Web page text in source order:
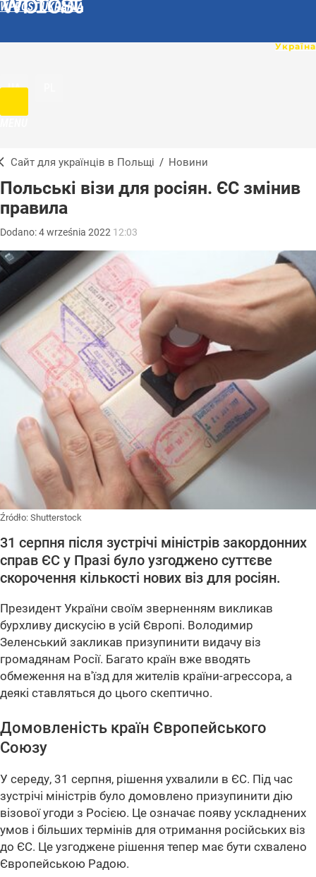
WPROST UKRAINA
UA
Сайт для українців в Польщі / Новини
Польські візи для росіян. ЄС змінив
правила
Dodano:4września 2022 12:03
Źródło: Shutterstock
31 серпня після зустрічі міністрів закордонних
справ ЄС у Празі було узгоджено суттєве
скорочення кількості нових віз для росіян.
Президент України своїм зверненням викликав
бурхливу дискусію в усій Європі. Володимир
Зеленський закликав призупинити видачу віз
громадянам Росії. Багато країн вже вводять
обмеження на в'їзд для жителів країни-агрессора, а
деякі ставляться до цього скептично.
Домовленість країн Європейського
Союзу
У середу, 31 серпня, рішення ухвалили в ЄС. Під час
зустрічі міністрів було домовлено призупинити дію
візової угоди з Росією. Це означає появу ускладнених
умов і більших термінів для отримання російських віз
до ЄС. Це узгоджене рішення тепер має бути схвалено
Європейською Радою.